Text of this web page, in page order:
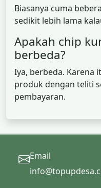
Biasanya cuma
sedikit lebih lama
Apakah chip
berbeda?
Iya, berbeda. Karena
produk dengan teliti
pembayaran.
Email